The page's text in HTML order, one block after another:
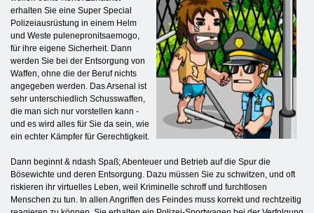
erhalten Sie eine Super Special
Polizeiausrüstung in einem Helm
und Weste pulenepronitsaemogo,
für ihre eigene Sicherheit. Dann
werden Sie bei der Entsorgung von
Waffen, ohne die der Beruf nichts
angegeben werden. Das Arsenal ist
sehr unterschiedlich Schusswaffen,
die man sich nur vorstellen kann -
und es wird alles für Sie da sein, wie
ein echter Kämpfer für Gerechtigkeit.
Dann beginnt & ndash Spaß; Abenteuer und Betrieb auf die Spur die
Bösewichte und deren Entsorgung. Dazu müssen Sie zu schwitzen, und oft
riskieren ihr virtuelles Leben, weil Kriminelle schroff und furchtlosen
Menschen zu tun. In allen Angriffen des Feindes muss korrekt und rechtzeitig